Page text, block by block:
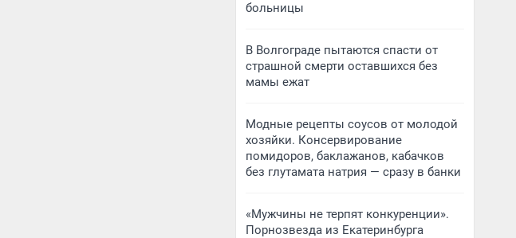
больницы
В Волгограде пытаются спасти от
страшной смерти оставшихся без
мамы ежат
Модные рецепты соусов от молодой
хозяйки. Консервирование
помидоров, баклажанов, кабачков
без глутамата натрия — сразу в банки
«Мужчины не терпят конкуренции».
Порнозвезда из Екатеринбурга